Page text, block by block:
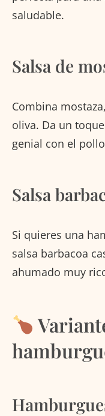
saludable.
Salsa de
Combina
oliva. Da un
genial con el
Salsa
Si quieres una
salsa barbacoa
ahumado muy